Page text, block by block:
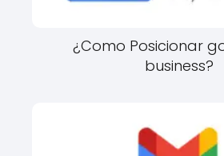
¿Como Posicionar
business?